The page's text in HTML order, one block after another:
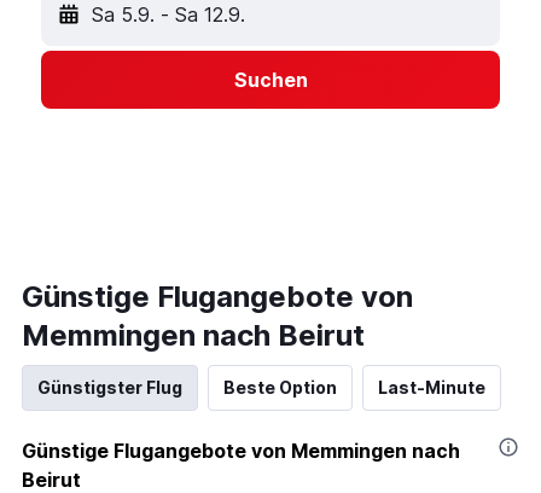
Sa 5.9. - Sa 12.9.
Suchen
Günstige Flugangebote von
Memmingen nach Beirut
Günstigster Flug Beste Option Last-Minute
Günstige Flugangebote von Memmingen nach
Beirut